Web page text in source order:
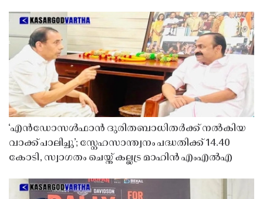
‘എൻഡോസൾഫാൻ ദുരിതബാധിതർക്ക് നൽകിയ
വാക്ക് പാലിച്ചു’; സ്നേഹസാന്ത്വനം പദ്ധതിക്ക് 14.40
കോടി, സ്വാഗതം ചെയ്ത് കല്ലട്ര മാഹിൻ എംഎൽഎ